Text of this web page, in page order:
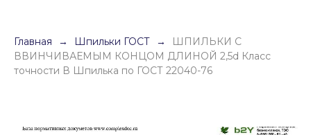
Главная Шпильки ГОСТ
ШПИЛЬКИ С
ВВИНЧИВАЕМЫМ КОНЦОМ ДЛИНОЙ 2,5d Класс
точности В Шпилька по ГОСТ 22040-76